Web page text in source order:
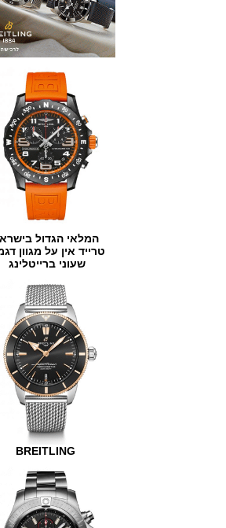
המלאי הגדול בישראל
טרייד אין על מגוון דגמים
שעוני ברייטלינג
BREITLING